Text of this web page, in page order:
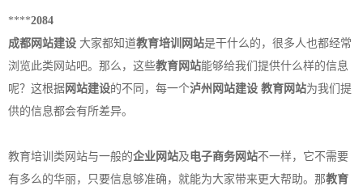
****2084
成都网站建设 大家都知道教育培训网站是干什么的，很多人也都经常
浏览此类网站吧。那么，这些教育网站能够给我们提供什么样的信息
呢？这根据 网站建设的不同，每一个泸州网站建设 教育网站为我们提
供的信息都会有所差异。
教育培训类网站与一般的企业网站及电子商务网站不一样，它不需要
有多么的华丽，只要信息够准确，就能为大家带来更大帮助。那教育